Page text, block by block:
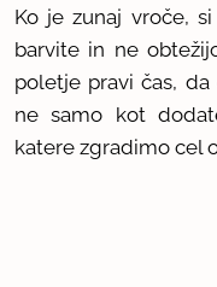
Ko je zunaj vroče,
barvite in ne
poletje pravi čas,
ne samo kot
katere zgradimo cel